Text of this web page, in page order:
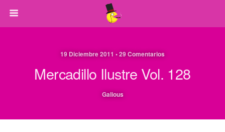
19 Diciembre 2011 • 29 Comentarios
Mercadillo Ilustre Vol. 128
Galious